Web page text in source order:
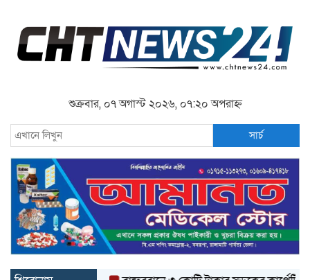
শুক্রবার, ০৭ অগাস্ট ২০২৬, ০৭:২০ অপরাহ্ন
সার্চ